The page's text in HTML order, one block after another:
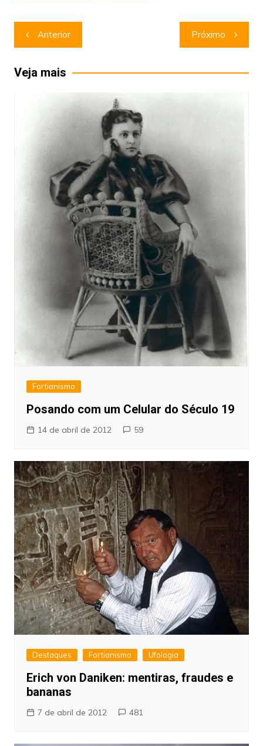
Navegação
de
Post
Anterior Próximo
Veja mais
Fortianismo
Posando com um Celular do Século 19
14 de abril de 2012 59
Destaques Fortianismo Ufologia
Erich von Daniken: mentiras, fraudes e
bananas
7 de abril de 2012 481